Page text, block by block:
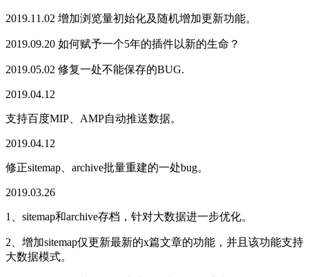
2019.11.02 增加浏览量初始化及随机增加更新功能。
2019.09.20 如何赋予一个5年的插件以新的生命？
2019.05.02 修复一处不能保存的BUG.
2019.04.12
支持百度MIP、AMP自动推送数据。
2019.04.12
修正sitemap、archive批量重建的一处bug。
2019.03.26
1、sitemap和archive存档，针对大数据进一步优化。
2、增加sitemap仅更新最新的x篇文章的功能，并且该功能支持
大数据模式。